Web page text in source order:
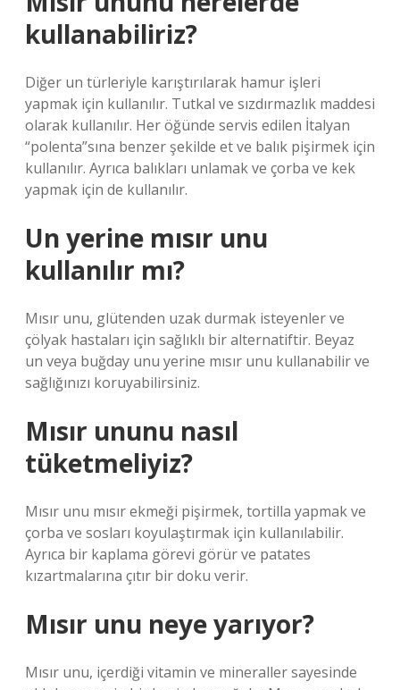
kullanabiliriz?
Diğer un türleriyle karıştırılarak hamur işleri
yapmak için kullanılır. Tutkal ve sızdırmazlık maddesi
olarak kullanılır. Her öğünde servis edilen İtalyan
“polenta”sına benzer şekilde et ve balık pişirmek için
kullanılır. Ayrıca balıkları unlamak ve çorba ve kek
yapmak için de kullanılır.
Un yerine mısır unu
kullanılır mı?
Mısır unu, glütenden uzak durmak isteyenler ve
çölyak hastaları için sağlıklı bir alternatiftir. Beyaz
un veya buğday unu yerine mısır unu kullanabilir ve
sağlığınızı koruyabilirsiniz.
Mısır ununu nasıl
tüketmeliyiz?
Mısır unu mısır ekmeği pişirmek, tortilla yapmak ve
çorba ve sosları koyulaştırmak için kullanılabilir.
Ayrıca bir kaplama görevi görür ve patates
kızartmalarına çıtır bir doku verir.
Mısır unu neye yarıyor?
Mısır unu, içerdiği vitamin ve mineraller sayesinde